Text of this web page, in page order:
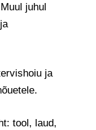
juhul
ja
tool, laud,